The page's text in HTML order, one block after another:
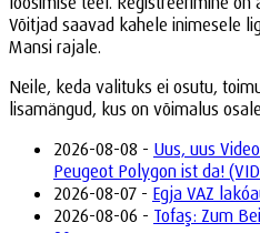
Võitjad saavad kahele inimesele
Mansi rajale.
Neile, keda valituks ei osutu,
lisamängud, kus on võimalus
2026-08-08 - Uus, uus
Peugeot Polygon ist da!
2026-08-07 - Egja VAZ
2026-08-06 - Tofaş: Zum